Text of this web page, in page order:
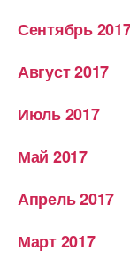
Сентябрь
Август 2017
Июль 2017
Май 2017
Апрель 2017
Март 2017